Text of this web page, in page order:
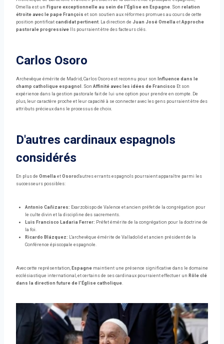
Omella est un Figure exceptionnelle au sein de l'Église en Espagne. Son relation
étroite avec le pape François et son soutien aux réformes promues au cours de cette
position pontificat candidat pertinent. La direction de Juan José Omella et Approche
pastorale progressive
Ils pourraient être des facteurs clés.
Carlos Osoro
Archevêque émérite de Madrid, Carlos Osoro est reconnu pour son Influence dans le
champ catholique espagnol . Son Affinité avec les idées de Francisco Et son
expérience dans la gestion pastorale fait de lui une option pour prendre en compte. De
plus, leur caractère proche et leur capacité à se connecter avec les gens pourraient être des
attributs précieux dans le processus de choix.
D'autres cardinaux espagnols
considérés
En plus de Omella et Osorod'autres errants espagnols pourraient apparaître parmi les
successeurs possibles:
Antonio Cañizares: Exarzobispo de Valence et ancien préfet de la congrégation pour
le culte divin et la discipline des sacrements.
Luis Francisco Ladaria Ferrer: Préfet émérite de la congrégation pour la doctrine de
la foi.
Ricardo Blázquez: L'archevêque émérite de Valladolid et ancien président de la
Conférence épiscopale espagnole.
Avec cette représentation, Espagne maintient une présence significative dans le domaine
ecclésiastique international, et certains de ses cardinaux pourraient effectuer un Rôle clé
dans la direction future de l'Église catholique.